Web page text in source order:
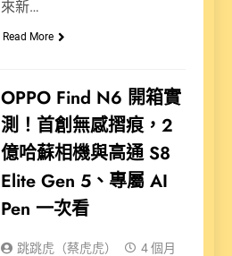
來新…
Read More
OPPO Find N6 開箱實
測！首創無感摺痕，2
億哈蘇相機與高通 S8
Elite Gen 5、專屬 AI
Pen 一次看
跳跳虎（蔡虎虎）
4 個月